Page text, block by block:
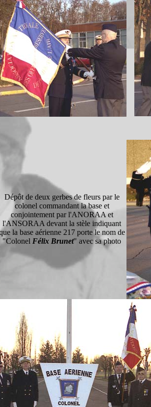
Dépôt de deux gerbes de fleurs par le
colonel commandant la base et
conjointement par l'ANORAA et
l'ANSORAA devant la stèle indiquant
la base aérienne 217 porte le nom de
"Colonel Félix Brunet" avec sa photo